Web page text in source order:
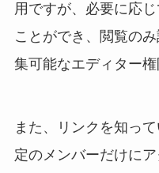
用ですが、必要に応
ことができ、閲覧の
集可能なエディター権
また、リンクを知っ
定のメンバーだけに